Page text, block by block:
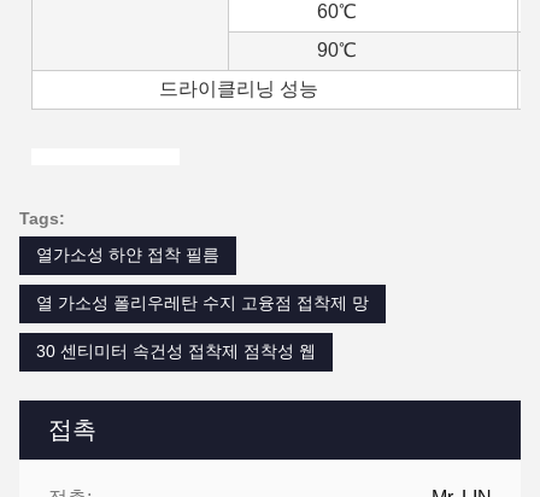
접촉
60℃
90℃
드라이클리닝 성능
Tags:
열가소성 하얀 접착 필름
열 가소성 폴리우레탄 수지 고융점 접착제 망
30 센티미터 속건성 접착제 점착성 웹